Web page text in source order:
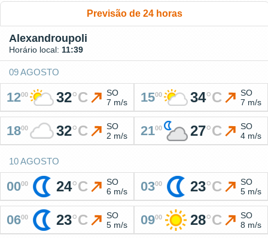
Previsão de 24 horas
Alexandroupoli
Horário local: 11:39
09 AGOSTO
1200 32°C
SO
7 m/s
1500 34°C
SO
7 m/s
1800 32°C
SO
2 m/s
2100 27°C
SO
4 m/s
10 AGOSTO
0000 24°C
SO
6 m/s
0300 23°C
SO
5 m/s
0600 23°C
SO
5 m/s
0900 28°C
SO
8 m/s